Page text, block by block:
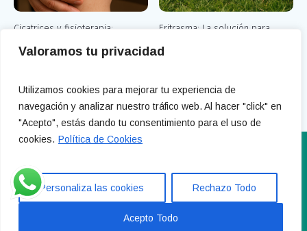
Valoramos tu privacidad
Utilizamos cookies para mejorar tu experiencia de
navegación y analizar nuestro tráfico web. Al hacer "click" en
"Acepto", estás dando tu consentimiento para el uso de
cookies. Política de Cookies
Personaliza las cookies Rechazo Todo
Acepto Todo
Cicatrices y fisioterapia:
bienestar
Eritrasma: La solución para
rojizas en los pies
info@clinicamaltos.com 604 944 915 - 919 358 266 Calle
Treviño 11, Madrid
/ Copyright Gran Pandioro SL